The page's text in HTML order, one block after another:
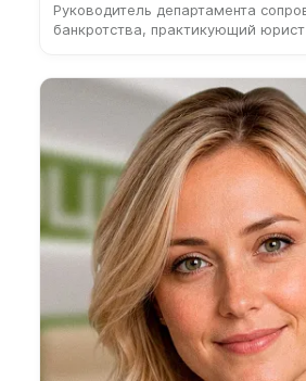
Руководитель департамента
банкротства, практикующий юрист